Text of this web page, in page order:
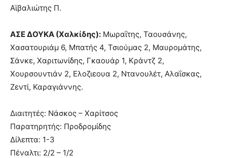
Αϊβαλιώτης Π.
ΑΣΕ ΔΟΥΚΑ (Χαλκίδης): Μωραΐτης, Ταουσάνης,
Χασατουριάμ 6, Μπατής 4, Τσιούμας 2, Μαυρομάτης,
Σάνκε, Χαριτωνίδης, Γκαουάρ 1, Κράντζ 2,
Χουρσουντιάν 2, Ελοζιεουα 2, Ντανουλέτ, Αλαΐσκας,
Ζεντί, Καραγιάννης.
Διαιτητές: Νάσκος – Χαρίτσος
Παρατηρητής: Προδρομίδης
Δίλεπτα: 1-3
Πέναλτι: 2/2 – 1/2